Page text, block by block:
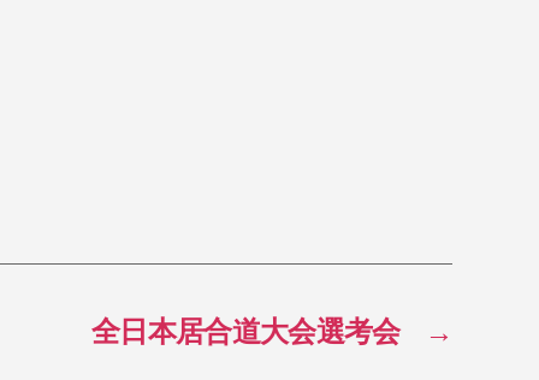
→
全日本居合道大会選考会